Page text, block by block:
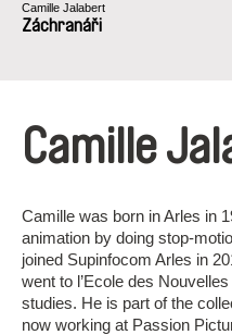
Camille Jalabert
Záchranáři
Camille
Camille was born in Arles in
animation by doing stop-
joined Supinfocom Arles in
went to l’Ecole des
studies. He is part of the
now working at Passion